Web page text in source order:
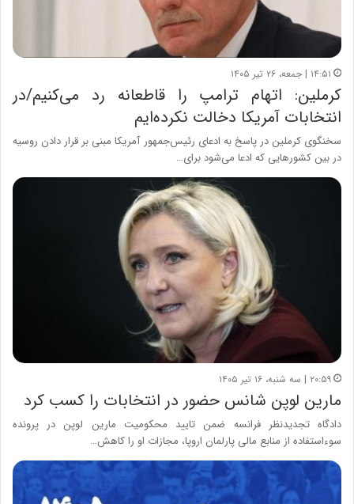
۱۴:۵۱ | جمعه، ۲۶ تیر ۱۴۰۵
کرملین: اتهام ترامپ را قاطعانه رد می‌کنیم/در
انتخابات آمریکا دخالت نکرده‌ایم
سخنگوی کرملین در پاسخ به ادعای رئیس‌جمهور آمریکا مبنی بر قرار دادن روسیه
در بین کشورهایی که ادعا می‌شود برای…
۲۰:۵۹ | سه شنبه، ۱۶ تیر ۱۴۰۵
مارین لوپن شانس حضور در انتخابات را کسب کرد
دادگاه تجدیدنظر فرانسه ضمن تایید محکومیت مارین لوپن در پرونده
سوءاستفاده از منابع مالی پارلمان اروپا، مجازات او را کاهش…